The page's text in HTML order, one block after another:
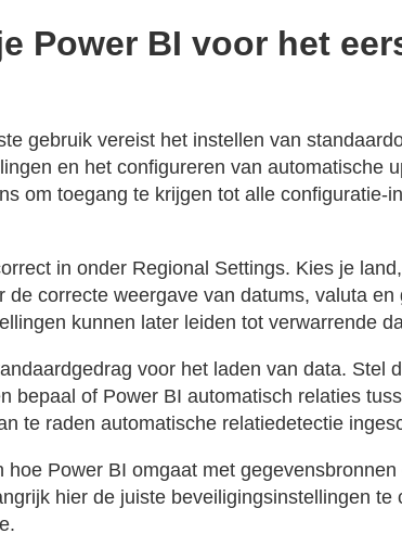
Power BI voor het
gebruik vereist het instellen van
en het configureren van automatische
om toegang te krijgen tot alle configuratie-
in onder Regional Settings. Kies je
correcte weergave van datums, valuta en
kunnen later leiden tot verwarrende
voor het laden van data. Stel
bepaal of Power BI automatisch relaties
te raden automatische relatiedetectie
Power BI omgaat met
hier de juiste beveiligingsinstellingen te